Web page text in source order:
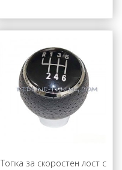
Топка за скоростен лост с